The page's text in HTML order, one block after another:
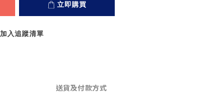
立即購買
加入追蹤清單
送貨及付款方式